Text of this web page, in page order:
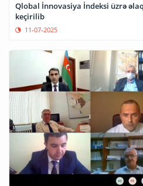
Qlobal İnnovasiya İndeksi üzrə
keçirilib
11-07-2025